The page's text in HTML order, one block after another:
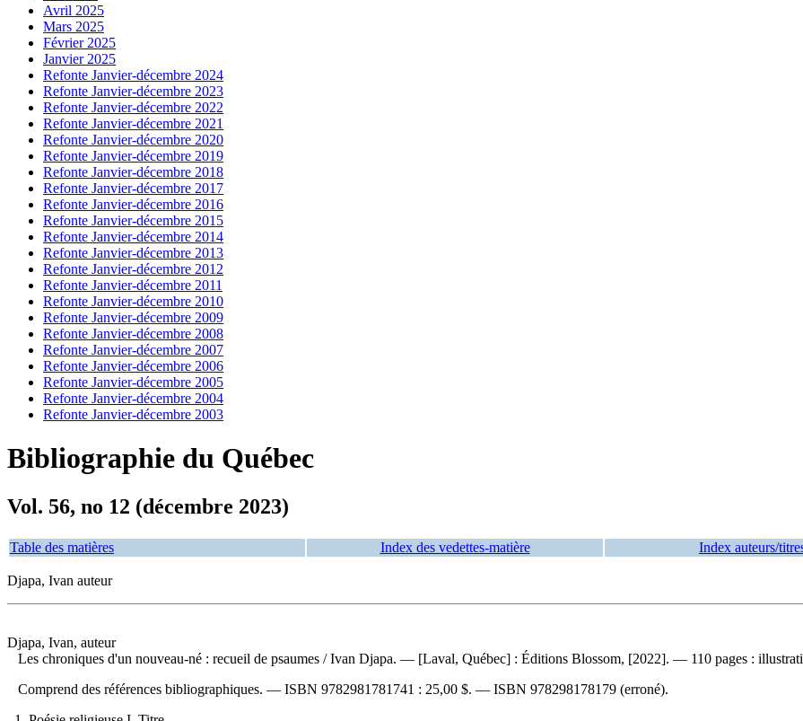
Avril 2025
Mars 2025
Février 2025
Janvier 2025
Refonte Janvier-décembre 2024
Refonte Janvier-décembre 2023
Refonte Janvier-décembre 2022
Refonte Janvier-décembre 2021
Refonte Janvier-décembre 2020
Refonte Janvier-décembre 2019
Refonte Janvier-décembre 2018
Refonte Janvier-décembre 2017
Refonte Janvier-décembre 2016
Refonte Janvier-décembre 2015
Refonte Janvier-décembre 2014
Refonte Janvier-décembre 2013
Refonte Janvier-décembre 2012
Refonte Janvier-décembre 2011
Refonte Janvier-décembre 2010
Refonte Janvier-décembre 2009
Refonte Janvier-décembre 2008
Refonte Janvier-décembre 2007
Refonte Janvier-décembre 2006
Refonte Janvier-décembre 2005
Refonte Janvier-décembre 2004
Refonte Janvier-décembre 2003
Bibliographie du Québec
Vol. 56, no 12 (décembre 2023)
Table des matières Index des vedettes-matière Index auteurs/
Djapa, Ivan auteur
Djapa, Ivan, auteur
Les chroniques d'un nouveau-né : recueil de psaumes / Ivan Djapa. — [Laval, Québec] : Éditions Blossom, [2022]. — 110 pages :
Comprend des références bibliographiques. — ISBN 9782981781741 : 25,00 $. — ISBN 978298178179 (erroné).